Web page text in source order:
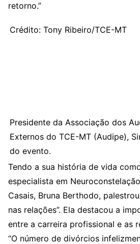
retorno.”
Crédito: Tony Ribeiro/TCE-MT
Presidente da Associação dos
Externos do TCE-MT (Audipe),
do evento.
Tendo a sua história de vida
especialista em
Casais, Bruna Berthodo,
nas relações”. Ela destacou a
entre a carreira profissional e as
“O número de divórcios